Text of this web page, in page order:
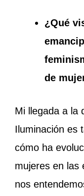
¿Qué
de
Mi llegada a la
Iluminación es
cómo ha
mujeres en las
nos